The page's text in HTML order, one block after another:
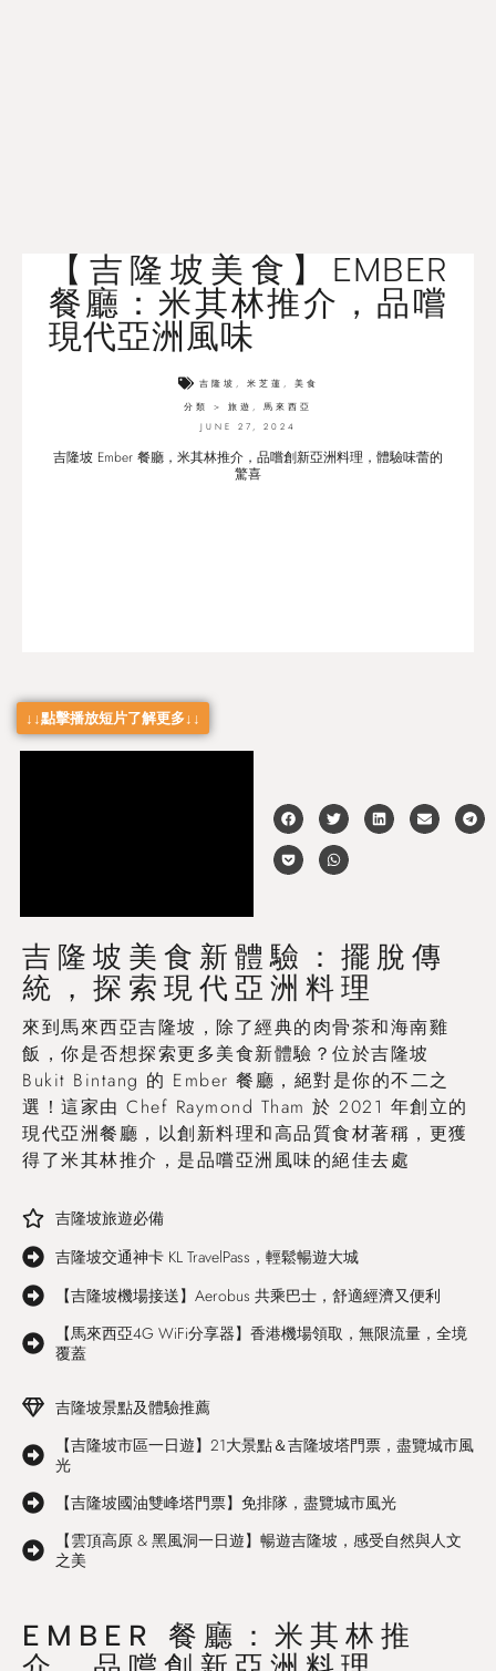
【吉隆坡美食】EMBER
餐廳：米其林推介，品嚐
現代亞洲風味
吉隆坡 , 米芝蓮 , 美食
分類 >
旅遊 , 馬來西亞
JUNE 27, 2024
吉隆坡 Ember 餐廳，米其林推介，品嚐創新亞洲料理，體驗味蕾的
驚喜
↓↓點擊播放短片了解更多↓↓
吉隆坡美食新體驗：擺脫傳
統，探索現代亞洲料理
來到馬來西亞吉隆坡，除了經典的肉骨茶和海南雞
飯，你是否想探索更多美食新體驗？位於吉隆坡
Bukit Bintang 的 Ember 餐廳，絕對是你的不二之
選！這家由 Chef Raymond Tham 於 2021 年創立的
現代亞洲餐廳，以創新料理和高品質食材著稱，更獲
得了米其林推介，是品嚐亞洲風味的絕佳去處
吉隆坡旅遊必備
吉隆坡交通神卡 KL TravelPass，輕鬆暢遊大城
【吉隆坡機場接送】Aerobus 共乘巴士，舒適經濟又便利
【馬來西亞4G WiFi分享器】香港機場領取，無限流量，全境
覆蓋
吉隆坡景點及體驗推薦
【吉隆坡市區一日遊】21大景點＆吉隆坡塔門票，盡覽城市風
光
【吉隆坡國油雙峰塔門票】免排隊，盡覽城市風光
【雲頂高原 & 黑風洞一日遊】暢遊吉隆坡，感受自然與人文
之美
EMBER 餐廳：米其林推